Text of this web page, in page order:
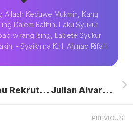
Allaah Keduwe Mukmin, Kang
ing Dalem Bathin, Laku Syukur
wirang Ising, Labete Syukur
- Syaikhina K.H. Ahmad Rifa'i
PSG Tiba-tiba Mau Rekrut… Julian Alvarez!
PREVIOUS